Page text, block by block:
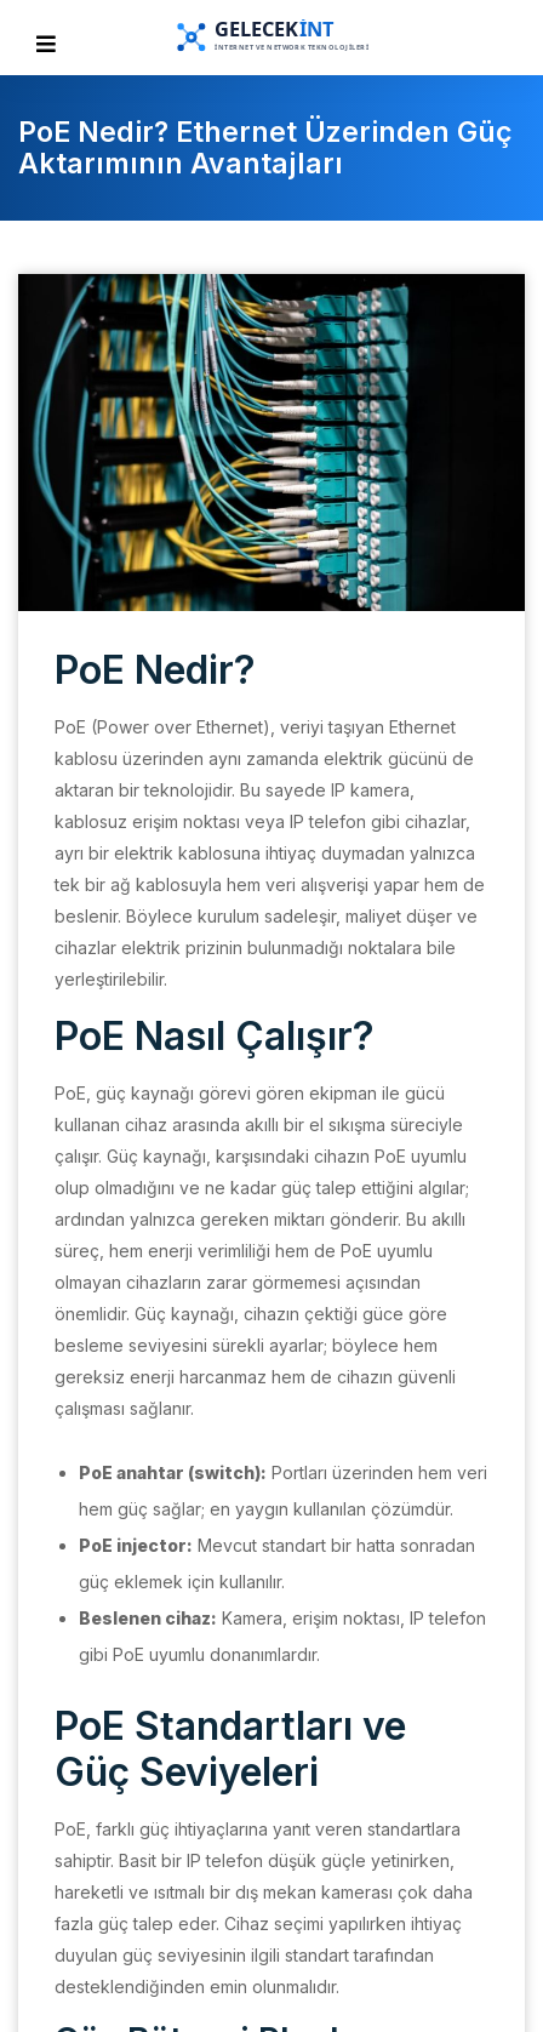
PoE Nedir? Ethernet Üzerinden Güç
Aktarımının Avantajları
PoE Nedir?
PoE (Power over Ethernet), veriyi taşıyan Ethernet
kablosu üzerinden aynı zamanda elektrik gücünü de
aktaran bir teknolojidir. Bu sayede IP kamera,
kablosuz erişim noktası veya IP telefon gibi cihazlar,
ayrı bir elektrik kablosuna ihtiyaç duymadan yalnızca
tek bir ağ kablosuyla hem veri alışverişi yapar hem de
beslenir. Böylece kurulum sadeleşir, maliyet düşer ve
cihazlar elektrik prizinin bulunmadığı noktalara bile
yerleştirilebilir.
PoE Nasıl Çalışır?
PoE, güç kaynağı görevi gören ekipman ile gücü
kullanan cihaz arasında akıllı bir el sıkışma süreciyle
çalışır. Güç kaynağı, karşısındaki cihazın PoE uyumlu
olup olmadığını ve ne kadar güç talep ettiğini algılar;
ardından yalnızca gereken miktarı gönderir. Bu akıllı
süreç, hem enerji verimliliği hem de PoE uyumlu
olmayan cihazların zarar görmemesi açısından
önemlidir. Güç kaynağı, cihazın çektiği güce göre
besleme seviyesini sürekli ayarlar; böylece hem
gereksiz enerji harcanmaz hem de cihazın güvenli
çalışması sağlanır.
PoE anahtar (switch): Portları üzerinden hem veri
hem güç sağlar; en yaygın kullanılan çözümdür.
PoE injector: Mevcut standart bir hatta sonradan
güç eklemek için kullanılır.
Beslenen cihaz: Kamera, erişim noktası, IP telefon
gibi PoE uyumlu donanımlardır.
PoE Standartları ve
Güç Seviyeleri
PoE, farklı güç ihtiyaçlarına yanıt veren standartlara
sahiptir. Basit bir IP telefon düşük güçle yetinirken,
hareketli ve ısıtmalı bir dış mekan kamerası çok daha
fazla güç talep eder. Cihaz seçimi yapılırken ihtiyaç
duyulan güç seviyesinin ilgili standart tarafından
desteklendiğinden emin olunmalıdır.